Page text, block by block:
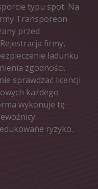
typu spot. Na
Transporeon
przed
firmy,
ładunku
zgodności.
sprawdzać licencji
każdego
wykonuje tę
ryzyko.